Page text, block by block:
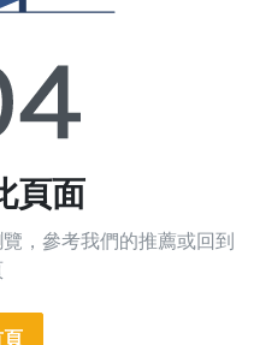
頁面
，參考我們的推薦或回到
單